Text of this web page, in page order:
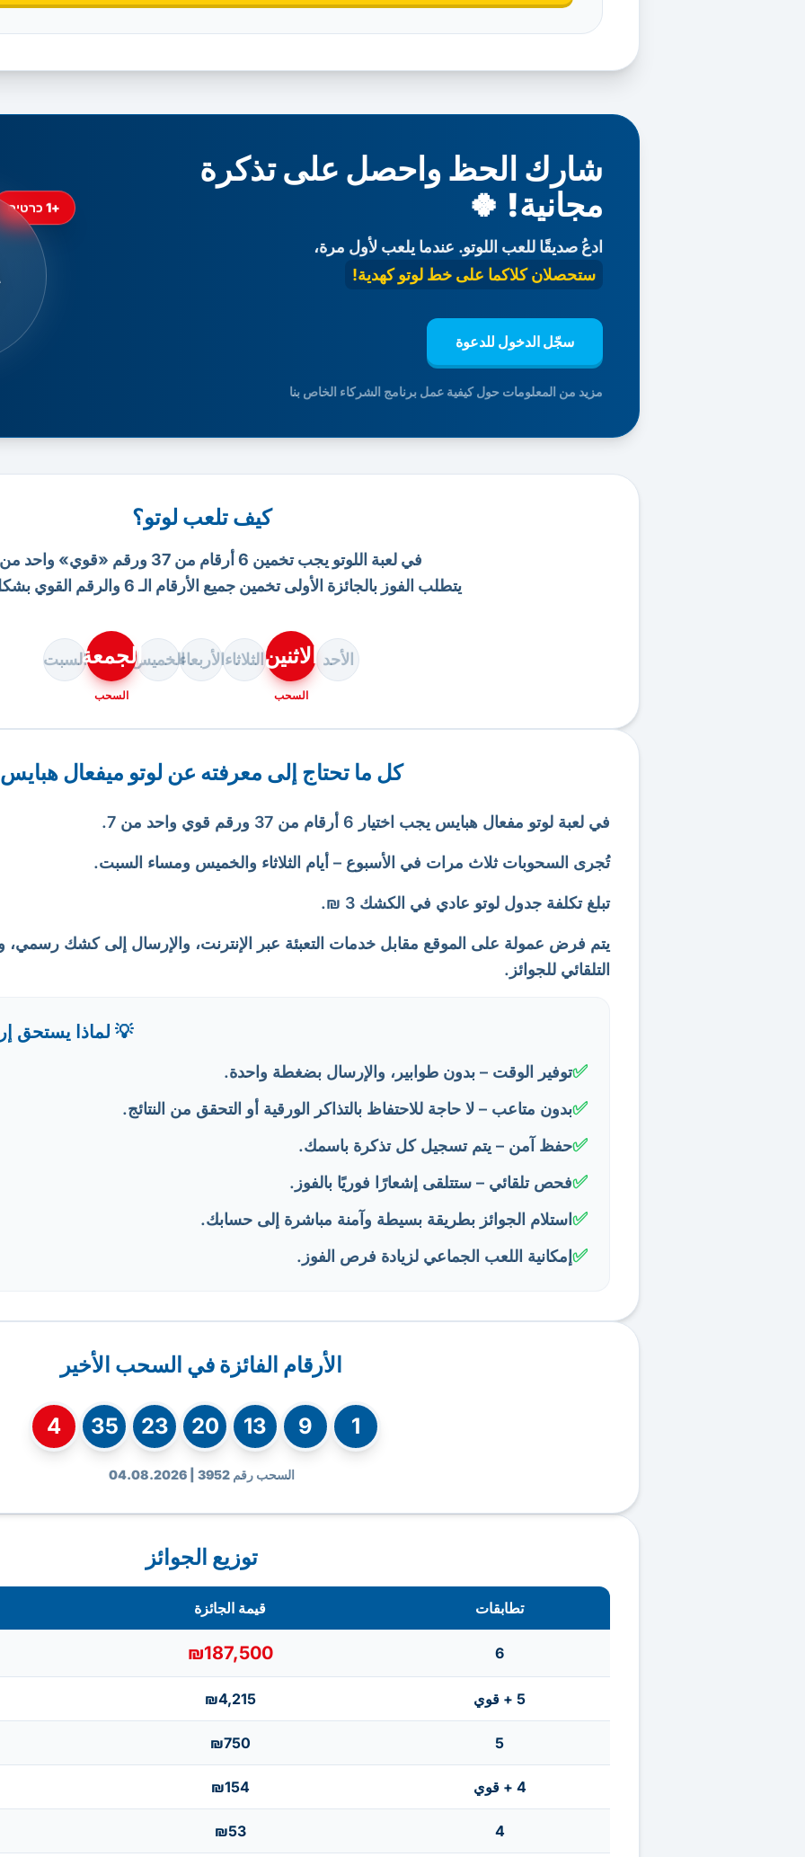
+1 כרטיס
شارك الحظ واحصل على تذكرة
مجانية! 🍀
ادعُ صديقًا للعب اللوتو. عندما يلعب لأول مرة،
ستحصلان كلاكما على خط لوتو كهدية!
سجّل الدخول للدعوة
مزيد من المعلومات حول كيفية عمل برنامج الشركاء الخاص بنا
كيف تلعب لوتو؟
في لعبة اللوتو يجب تخمين 6 أرقام من 37 ورقم «قوي» واحد من 7.
يتطلب الفوز بالجائزة الأولى تخمين جميع الأرقام الـ 6 والرقم القوي بشكل صحيح.
الأحد الاثنين
السحب
الثلاثاء الأربعاءالخميسالجمعة
السحب
السبت
كل ما تحتاج إلى معرفته عن لوتو ميفعال هبايس
في لعبة لوتو مفعال هبايس يجب اختيار 6 أرقام من 37 ورقم قوي واحد من 7.
تُجرى السحوبات ثلاث مرات في الأسبوع – أيام الثلاثاء والخميس ومساء السبت.
تبلغ تكلفة جدول لوتو عادي في الكشك 3 ₪.
يتم فرض عمولة على الموقع مقابل خدمات التعبئة عبر الإنترنت، والإرسال إلى كشك رسمي،
التلقائي للجوائز.
💡 لماذا يستحق
✅توفير الوقت – بدون طوابير، والإرسال بضغطة واحدة.
✅بدون متاعب – لا حاجة للاحتفاظ بالتذاكر الورقية أو التحقق من النتائج.
✅حفظ آمن – يتم تسجيل كل تذكرة باسمك.
✅فحص تلقائي – ستتلقى إشعارًا فوريًا بالفوز.
✅ استلام الجوائز بطريقة بسيطة وآمنة مباشرة إلى حسابك.
✅ إمكانية اللعب الجماعي لزيادة فرص الفوز.
الأرقام الفائزة في السحب الأخير
1
9
13
20
23
35
4
السحب رقم 3952 | 04.08.2026
توزيع الجوائز
تطابقات قيمة الجائزة
6
₪187,500
5 + قوي ₪4,215
5
₪750
4 + قوي ₪154
4
₪53